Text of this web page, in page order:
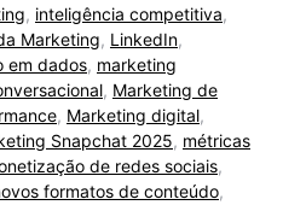
, inteligência competitiva,
Marketing, LinkedIn,
em dados, marketing
, Marketing de
, Marketing digital,
Snapchat 2025, métricas
de redes sociais,
formatos de conteúdo,